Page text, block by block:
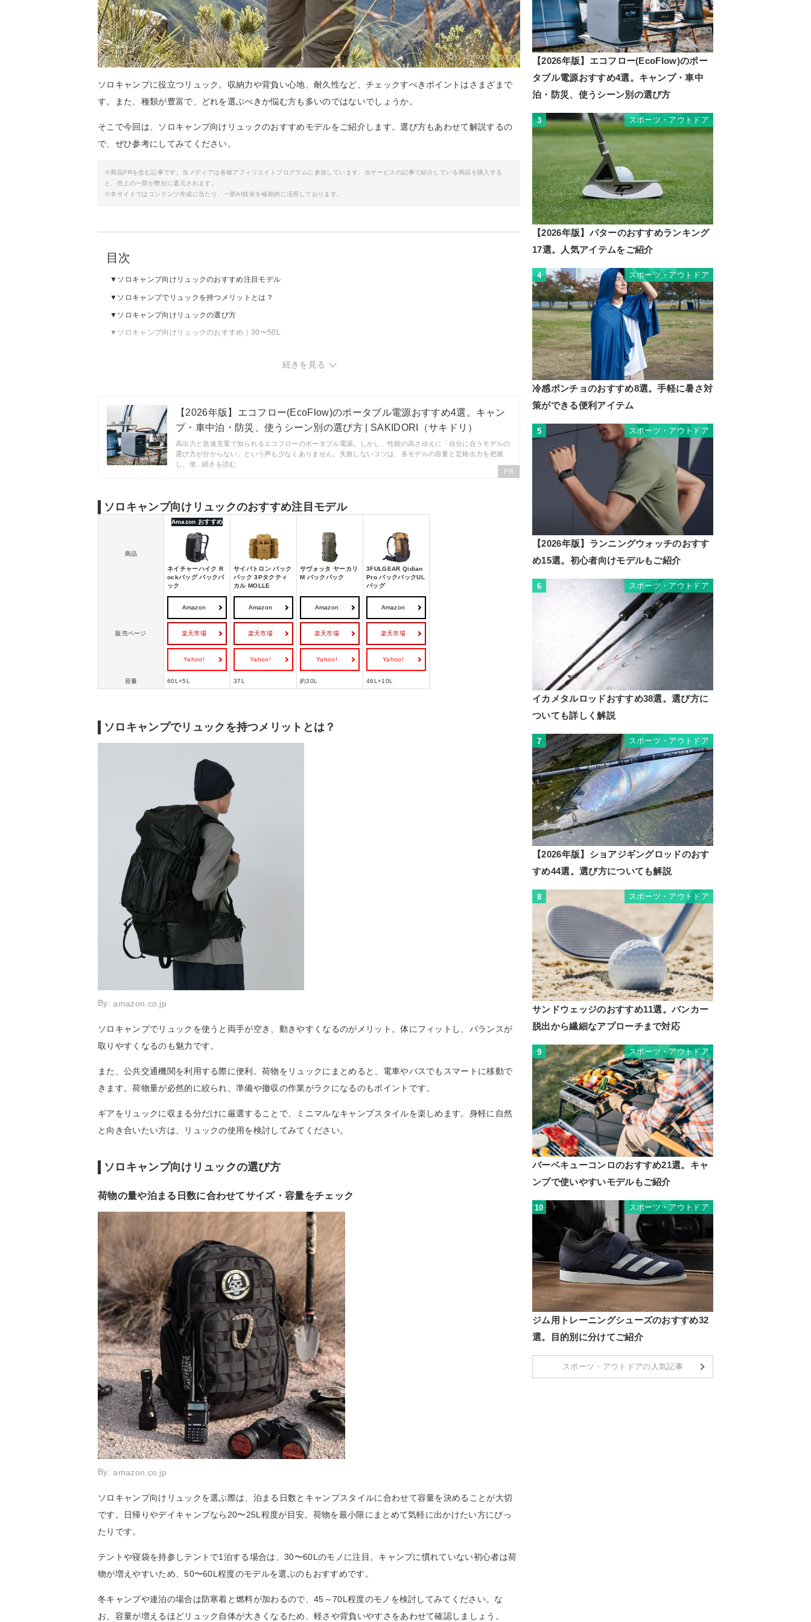
By:amazon.co.jp
ソロキャンプに役立つリュック。収納力や背負い心地、耐久性など、チェックすべきポイントはさまざまで
す。また、種類が豊富で、どれを選ぶべきか悩む方も多いのではないでしょうか。
そこで今回は、ソロキャンプ向けリュックのおすすめモデルをご紹介します。選び方もあわせて解説するの
で、ぜひ参考にしてみてください。
※商品PRを含む記事です。当メディアは各種アフィリエイトプログラムに参加しています。当サービスの記事で紹介している商品を購入する
と、売上の一部が弊社に還元されます。
※本サイトではコンテンツ作成に当たり、一部AI技術を補助的に活用しております。
目次
ソロキャンプ向けリュックのおすすめ注目モデル
ソロキャンプでリュックを持つメリットとは？
ソロキャンプ向けリュックの選び方
ソロキャンプ向けリュックのおすすめ｜30〜50L
続きを見る
【2026年版】エコフロー(EcoFlow)のポータブル電源おすすめ4選。キャン
プ・車中泊・防災、使うシーン別の選び方 | SAKIDORI（サキドリ）
高出力と急速充電で知られるエコフローのポータブル電源。しかし、性能の高さゆえに「自分に合うモデルの
選び方が分からない」という声も少なくありません。失敗しないコツは、各モデルの容量と定格出力を把握
し、使...続きを読む
PR
ソロキャンプ向けリュックのおすすめ注目モデル
商品
Amazon おすすめ
ネイチャーハイク R
ockバッグ バックパ
ック
サイバトロン バック
パック 3Pタクティ
カル MOLLE
サヴォッタ ヤーカリ
M バックパック
3FULGEAR Qidian
Pro バックパックUL
バッグ
販売ページ
Amazon
楽天市場
Yahoo!
Amazon
楽天市場
Yahoo!
Amazon
楽天市場
Yahoo!
Amazon
楽天市場
Yahoo!
容量 60L+5L 37L 約30L 46L+10L
ソロキャンプでリュックを持つメリットとは？
By:amazon.co.jp
ソロキャンプでリュックを使うと両手が空き、動きやすくなるのがメリット。体にフィットし、バランスが
取りやすくなるのも魅力です。
また、公共交通機関を利用する際に便利。荷物をリュックにまとめると、電車やバスでもスマートに移動で
きます。荷物量が必然的に絞られ、準備や撤収の作業がラクになるのもポイントです。
ギアをリュックに収まる分だけに厳選することで、ミニマルなキャンプスタイルを楽しめます。身軽に自然
と向き合いたい方は、リュックの使用を検討してみてください。
ソロキャンプ向けリュックの選び方
荷物の量や泊まる日数に合わせてサイズ・容量をチェック
By:amazon.co.jp
ソロキャンプ向けリュックを選ぶ際は、泊まる日数とキャンプスタイルに合わせて容量を決めることが大切
です。日帰りやデイキャンプなら20〜25L程度が目安。荷物を最小限にまとめて気軽に出かけたい方にぴっ
たりです。
テントや寝袋を持参しテントで1泊する場合は、30〜60Lのモノに注目。キャンプに慣れていない初心者は荷
物が増えやすいため、50〜60L程度のモデルを選ぶのもおすすめです。
冬キャンプや連泊の場合は防寒着と燃料が加わるので、45～70L程度のモノを検討してみてください。な
お、容量が増えるほどリュック自体が大きくなるため、軽さや背負いやすさをあわせて確認しましょう。
【2026年版】エコフロー(EcoFlow)のポー
タブル電源おすすめ4選。キャンプ・車中
泊・防災、使うシーン別の選び方
3 スポーツ・アウトドア
【2026年版】パターのおすすめランキング
17選。人気アイテムをご紹介
4 スポーツ・アウトドア
冷感ポンチョのおすすめ8選。手軽に暑さ対
策ができる便利アイテム
5 スポーツ・アウトドア
【2026年版】ランニングウォッチのおすす
め15選。初心者向けモデルもご紹介
6 スポーツ・アウトドア
イカメタルロッドおすすめ38選。選び方に
ついても詳しく解説
7 スポーツ・アウトドア
【2026年版】ショアジギングロッドのおす
すめ44選。選び方についても解説
8 スポーツ・アウトドア
サンドウェッジのおすすめ11選。バンカー
脱出から繊細なアプローチまで対応
9 スポーツ・アウトドア
バーベキューコンロのおすすめ21選。キャ
ンプで使いやすいモデルもご紹介
10 スポーツ・アウトドア
ジム用トレーニングシューズのおすすめ32
選。目的別に分けてご紹介
スポーツ・アウトドアの人気記事